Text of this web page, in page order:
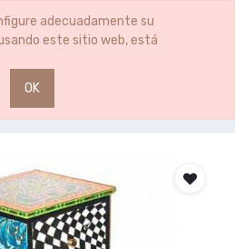
adecuadamente su
este sitio web, está
OK
0 0
32X32X102